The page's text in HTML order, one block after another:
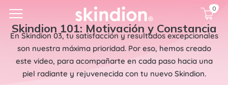
Carrito
00
Skindion 101: Motivación y Constancia
En Skindion 03, tu satisfacción y resultados excepcionales
son nuestra máxima prioridad. Por eso, hemos creado
este video, para acompañarte en cada paso hacia una
piel radiante y rejuvenecida con tu nuevo Skindion.